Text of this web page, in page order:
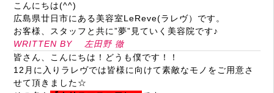
こんにちは(^^)
広島県廿日市にある美容室LeReve(ラレヴ）です。
お客様、スタッフと共に”夢”見ていく美容院です♪
WRITTEN BY
左田野 徹
皆さん、こんにちは！どうも僕です！！
12 月に入りラレヴでは皆様に向けて素敵なモノをご用意さ
せて頂きました☆